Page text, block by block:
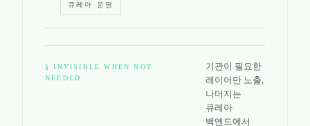
큐레아 운영
§ INVISIBLE WHEN NOT
NEEDED
기관이 필요한
레이어만 노출,
나머지는
큐레아
백엔드에서